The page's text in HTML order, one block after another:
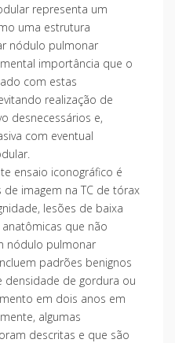
representa um
uma estrutura
nódulo pulmonar
importância que o
com estas
realização de
desnecessários e,
com eventual
ensaio iconográfico é
imagem na TC de tórax
lesões de baixa
que não
nódulo pulmonar
padrões benignos
densidade de gordura ou
em dois anos em
algumas
descritas e que são